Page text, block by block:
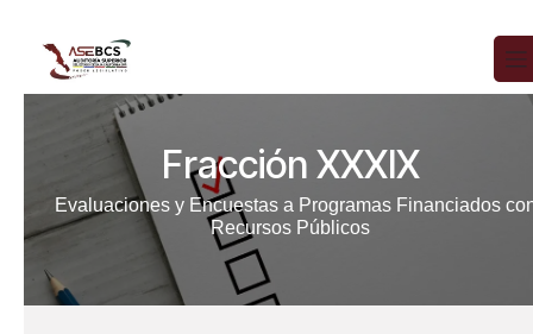
Fracción XXXIX
Evaluaciones y Encuestas a Programas Financiados
Recursos Públicos